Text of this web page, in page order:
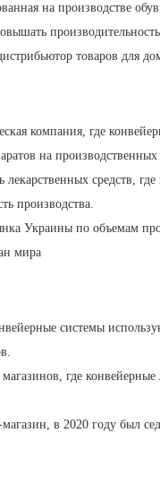
на производстве
товаров для
компания, где
на
средств,
производства.
Украины по объемам
мира
системы
где
в 2020 году был